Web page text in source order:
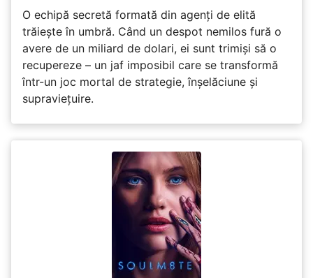
O echipă secretă formată din agenți de elită
trăiește în umbră. Când un despot nemilos fură o
avere de un miliard de dolari, ei sunt trimiși să o
recupereze – un jaf imposibil care se transformă
într-un joc mortal de strategie, înșelăciune și
supraviețuire.